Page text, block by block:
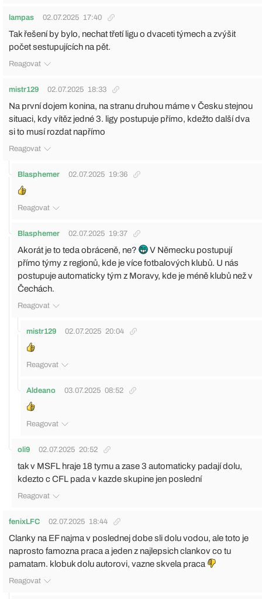
lampas 02.07.2025 17:40
Tak řešení by bylo, nechat třetí ligu o dvaceti týmech a zvýšit
počet sestupujících na pět.
Reagovat
mistr129 02.07.2025 18:33
Na první dojem konina, na stranu druhou máme v Česku stejnou
situaci, kdy vítěz jedné 3. ligy postupuje přímo, kdežto další dva
si to musí rozdat napřímo
Reagovat
Blasphemer 02.07.2025 19:36
Reagovat
Blasphemer 02.07.2025 19:37
Akorát je to teda obráceně, ne?
V Německu postupují
přímo týmy z regionů, kde je více fotbalových klubů. U nás
postupuje automaticky tým z Moravy, kde je méně klubů než v
Čechách.
Reagovat
mistr129 02.07.2025 20:04
Reagovat
Aldeano 03.07.2025 08:52
Reagovat
oli9 02.07.2025 20:52
tak v MSFL hraje 18 tymu a zase 3 automaticky padají dolu,
kdezto c CFL pada v kazde skupine jen poslední
Reagovat
fenixLFC 02.07.2025 18:44
Clanky na EF najma v poslednej dobe sli dolu vodou, ale toto je
naprosto famozna praca a jeden z najlepsich clankov co tu
pamatam. klobuk dolu autorovi, vazne skvela praca
Reagovat